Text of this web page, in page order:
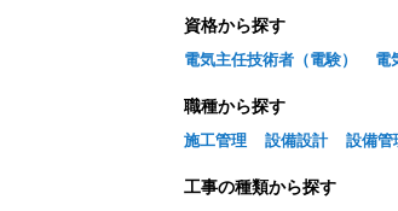
資格から探す
電気主任技術者（電験） 電
職種から探す
施工管理 設備設計 設備管
工事の種類から探す